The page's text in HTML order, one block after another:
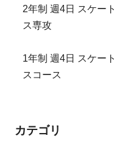
2年制 週4日 スケー
ス専攻
1年制 週4日 スケー
スコース
カテゴリ